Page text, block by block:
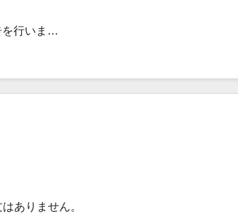
を行いま…
ありません。